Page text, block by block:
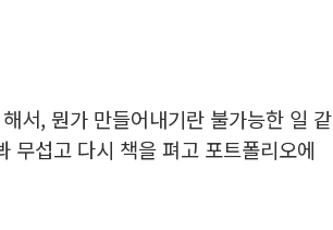
서, 뭔가 만들어내기란 불가능한 일 같
무섭고 다시 책을 펴고 포트폴리오에